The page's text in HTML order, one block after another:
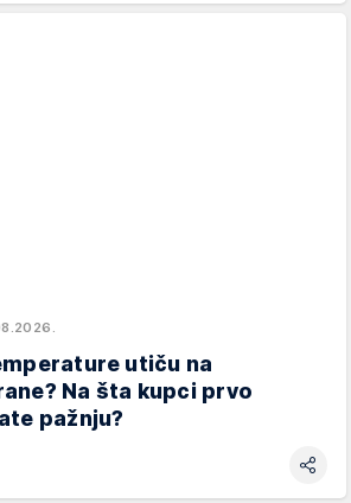
utiču na
Na šta kupci prvo
pažnju?